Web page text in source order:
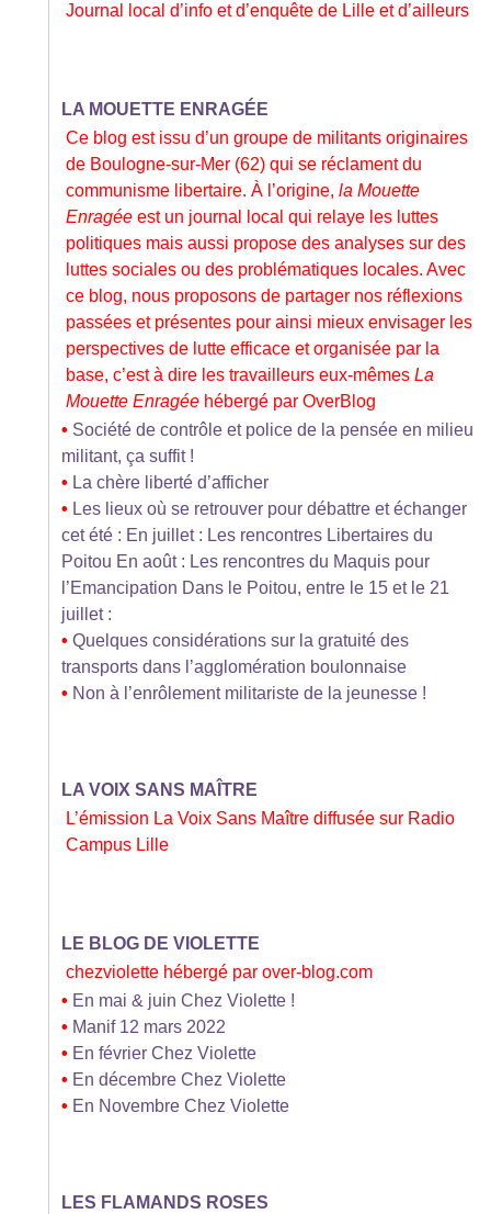
Journal local d’info et d’enquête de Lille et d’ailleurs
LA MOUETTE ENRAGÉE
Ce blog est issu d’un groupe de militants originaires
de Boulogne-sur-Mer (62) qui se réclament du
communisme libertaire. À l’origine,la Mouette
Enragée est un journal local qui relaye les luttes
politiques mais aussi propose des analyses sur des
luttes sociales ou des problématiques locales. Avec
ce blog, nous proposons de partager nos réflexions
passées et présentes pour ainsi mieux envisager les
perspectives de lutte efficace et organisée par la
base, c’est à dire les travailleurs eux-mêmesLa
Mouette Enragée hébergé par OverBlog
• Société de contrôle et police de la pensée en milieu
militant, ça suffit !
• La chère liberté d’afficher
• Les lieux où se retrouver pour débattre et échanger
cet été : En juillet : Les rencontres Libertaires du
Poitou En août : Les rencontres du Maquis pour
l’Emancipation Dans le Poitou, entre le 15 et le 21
juillet :
•Quelques considérations sur la gratuité des
transports dans l’agglomération boulonnaise
• Non à l’enrôlement militariste de la jeunesse !
LA VOIX SANS MAÎTRE
L’émission La Voix Sans Maître diffusée sur Radio
Campus Lille
LE BLOG DE VIOLETTE
chezviolette hébergé par over-blog.com
• En mai & juin Chez Violette !
• Manif 12 mars 2022
• En février Chez Violette
• En décembre Chez Violette
• En Novembre Chez Violette
LES FLAMANDS ROSES